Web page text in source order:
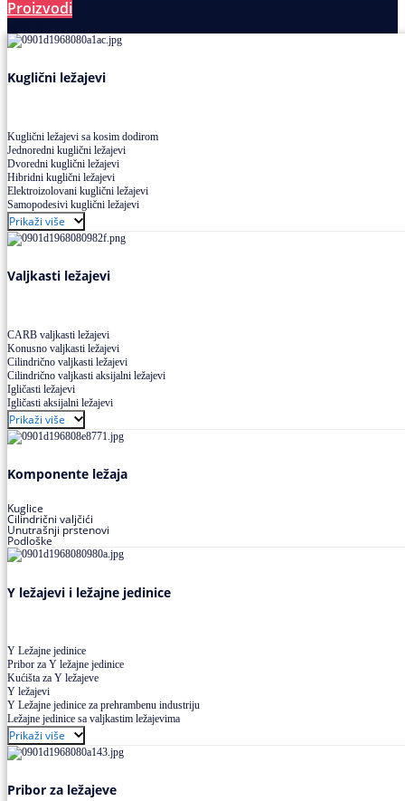
Proizvodi
Kuglični ležajevi
Kuglični ležajevi sa kosim dodirom
Jednoredni kuglični ležajevi
Dvoredni kuglični ležajevi
Hibridni kuglični ležajevi
Elektroizolovani kuglični ležajevi
Samopodesivi kuglični ležajevi
Aksijalni kuglični ležajevi
Kuglični ležajevi od nerđajućeg čelika
Prikaži više
Valjkasti ležajevi
CARB valjkasti ležajevi
Konusno valjkasti ležajevi
Cilindrično valjkasti ležajevi
Cilindrično valjkasti aksijalni ležajevi
Igličasti ležajevi
Igličasti aksijalni ležajevi
Buričasti ležajevi
Buričasti zaptiveni ležajevi
Buričasti aksijalni ležajevi
Prikaži više
Komponente ležaja
Kuglice
Cilindrični valjčići
Unutrašnji prstenovi
Podloške
Y ležajevi i ležajne jedinice
Y Ležajne jedinice
Pribor za Y ležajne jedinice
Kućišta za Y ležajeve
Y ležajevi
Y Ležajne jedinice za prehrambenu industriju
Ležajne jedinice sa valjkastim ležajevima
Prikaži više
Pribor za ležajeve